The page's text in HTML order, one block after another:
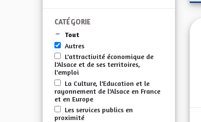
CATÉGORIE
Tout
Autres
L'attractivité économique de
l'Alsace et de ses territoires,
l'emploi
La Culture, l'Education et le
rayonnement de l'Alsace en France
et en Europe
Les services publics en
proximité